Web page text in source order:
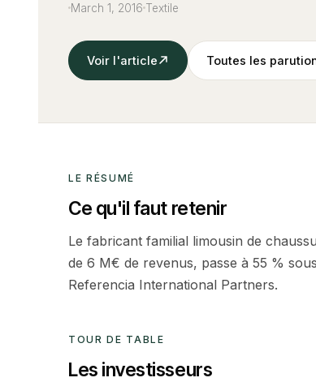
March 1, 2016 Textile
Voir l'article Toutes les
LE RÉSUMÉ
Ce qu'il faut retenir
Le fabricant familial limousin de
de 6 M€ de revenus, passe à 55 %
Referencia International Partners.
TOUR DE TABLE
Les investisseurs